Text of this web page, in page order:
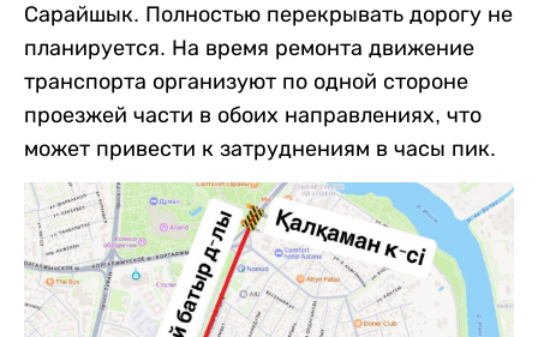
Сарайшык. Полностью перекрывать дорогу не
планируется. На время ремонта движение
транспорта организуют по одной стороне
проезжей части в обоих направлениях, что
может привести к затруднениям в часы пик.